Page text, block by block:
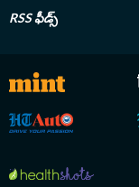
RSS ఫీడ్స్